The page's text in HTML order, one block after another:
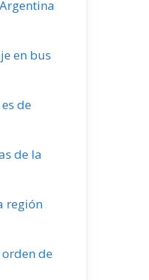
en bus
de
de la
región
de